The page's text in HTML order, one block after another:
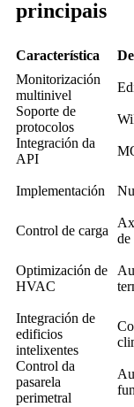
principais
Característica
Monitorización
multinivel
Soporte de
protocolos
Integración da
API
Implementación
Control de carga
de
Optimización de
HVAC
Integración de
edificios
intelixentes
Control da
pasarela
perimetral